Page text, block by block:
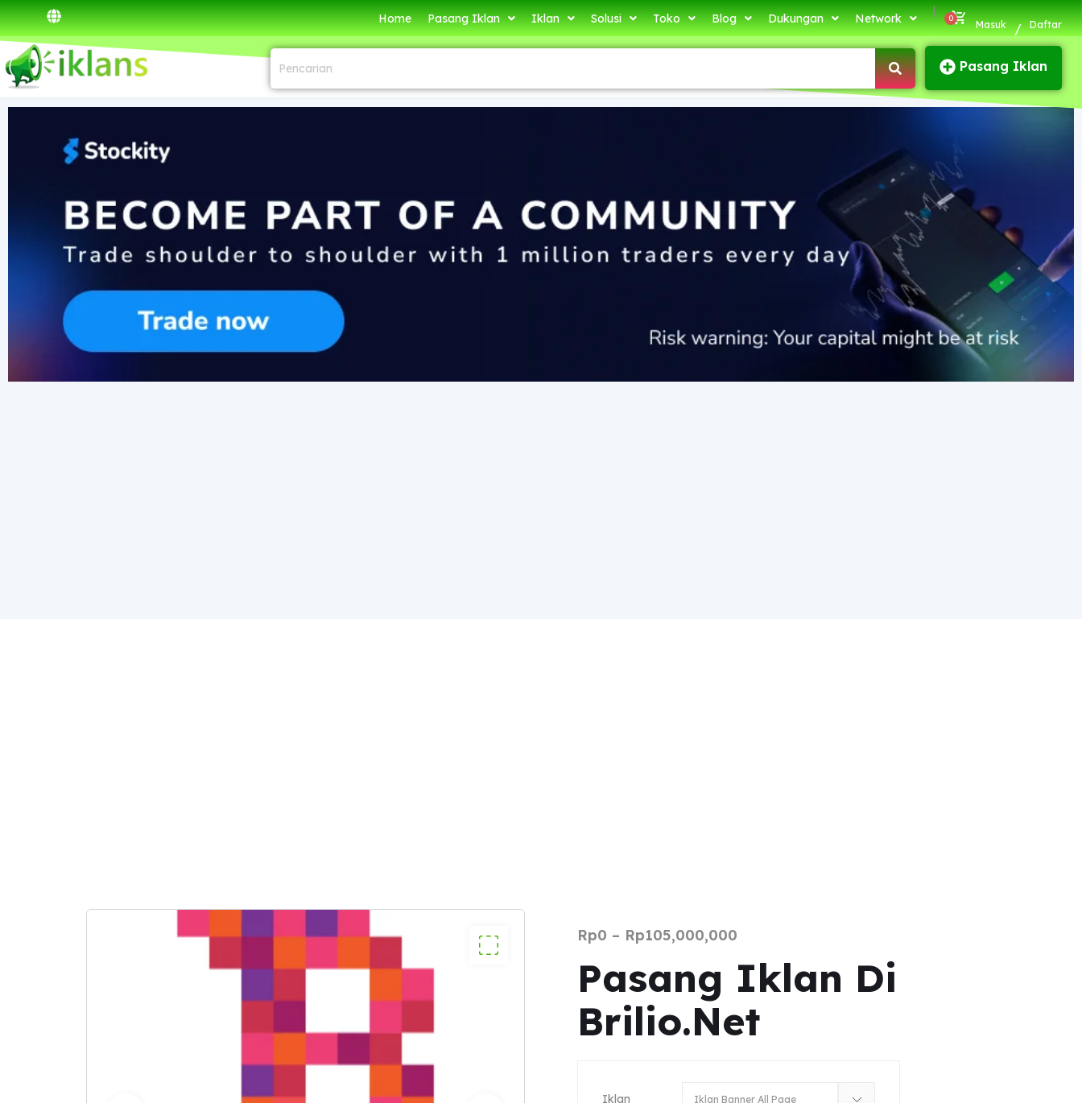
Home Pasang Iklan Iklan Solusi Toko Blog Dukungan Network
|
Masuk / Daftar
Pasang Iklan
Rp0 – Rp105,000,000
Pasang Iklan Di
Brilio.Net
Iklan